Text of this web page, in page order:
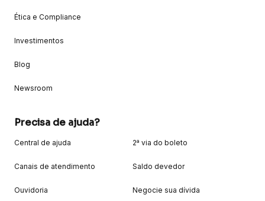
Ética e Compliance
Investimentos
Blog
Newsroom
Precisa de ajuda?
Central de ajuda
Canais de atendimento
Ouvidoria
2ª via do boleto
Saldo devedor
Negocie sua dívida